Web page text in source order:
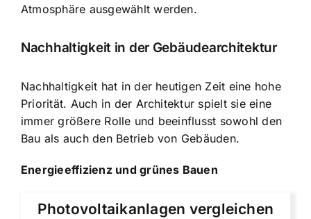
Atmosphäre ausgewählt werden.
Nachhaltigkeit in der Gebäudearchitektur
Nachhaltigkeit hat in der heutigen Zeit eine hohe
Priorität. Auch in der Architektur spielt sie eine
immer größere Rolle und beeinflusst sowohl den
Bau als auch den Betrieb von Gebäuden.
Energieeffizienz und grünes Bauen
Photovoltaikanlagen vergleichen